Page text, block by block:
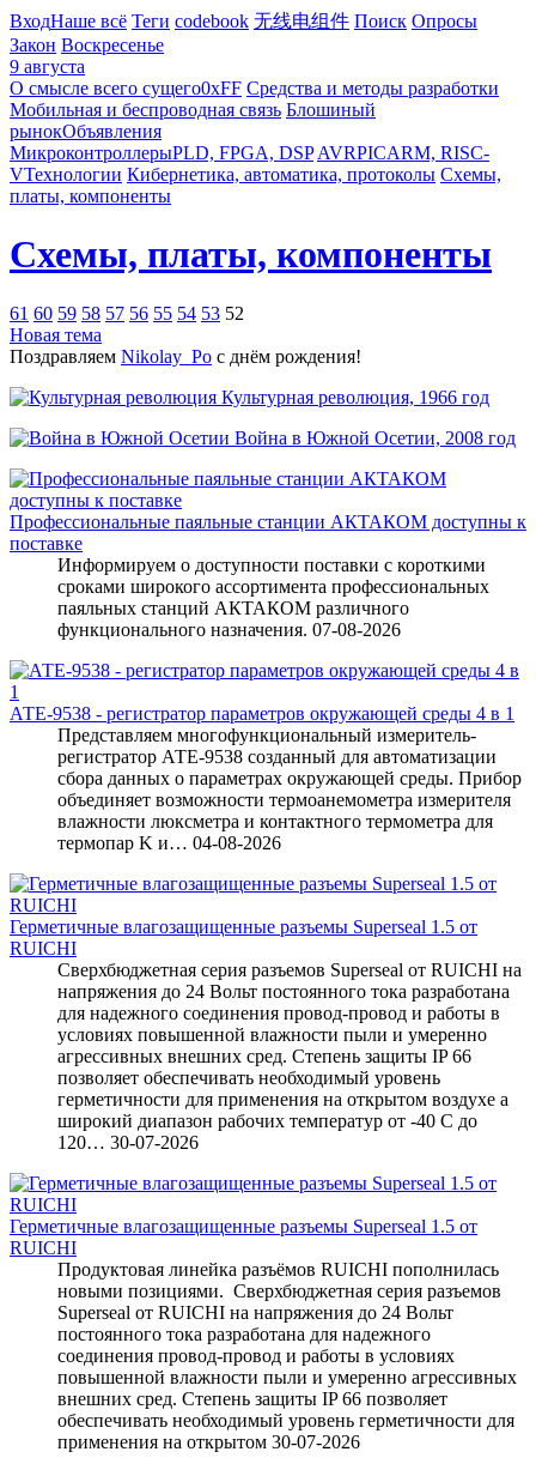
ВходНаше всё Теги codebook 无线电组件 Поиск Опросы
Закон Воскресенье
9 августа
О смысле всего сущего0xFF Средства и методы разработки
Мобильная и беспроводная связь Блошиный
рынокОбъявления
МикроконтроллерыPLD, FPGA, DSP AVRPICARM, RISC-
VТехнологии Кибернетика, автоматика, протоколы Схемы,
платы, компоненты
Схемы, платы, компоненты
61 60 59 58 57 56 55 54 53 52
Новая тема
Поздравляем Nikolay_Po с днём рождения!
Культурная революция, 1966 год
Война в Южной Осетии, 2008 год
Профессиональные паяльные станции АКТАКОМ доступны к
поставке
Информируем о доступности поставки с короткими
сроками широкого ассортимента профессиональных
паяльных станций АКТАКОМ различного
функционального назначения. 07-08-2026
АТЕ-9538 - регистратор параметров окружающей среды 4 в 1
Представляем многофункциональный измеритель-
регистратор АТЕ-9538 созданный для автоматизации
сбора данных о параметрах окружающей среды. Прибор
объединяет возможности термоанемометра измерителя
влажности люксметра и контактного термометра для
термопар K и… 04-08-2026
Герметичные влагозащищенные разъемы Superseal 1.5 от
RUICHI
Сверхбюджетная серия разъемов Superseal от RUICHI на
напряжения до 24 Вольт постоянного тока разработана
для надежного соединения провод-провод и работы в
условиях повышенной влажности пыли и умеренно
агрессивных внешних сред. Степень защиты IP 66
позволяет обеспечивать необходимый уровень
герметичности для применения на открытом воздухе а
широкий диапазон рабочих температур от -40 С до
120… 30-07-2026
Герметичные влагозащищенные разъемы Superseal 1.5 от
RUICHI
Продуктовая линейка разъёмов RUICHI пополнилась
новыми позициями. Сверхбюджетная серия разъемов
Superseal от RUICHI на напряжения до 24 Вольт
постоянного тока разработана для надежного
соединения провод-провод и работы в условиях
повышенной влажности пыли и умеренно агрессивных
внешних сред. Степень защиты IP 66 позволяет
обеспечивать необходимый уровень герметичности для
применения на открытом 30-07-2026